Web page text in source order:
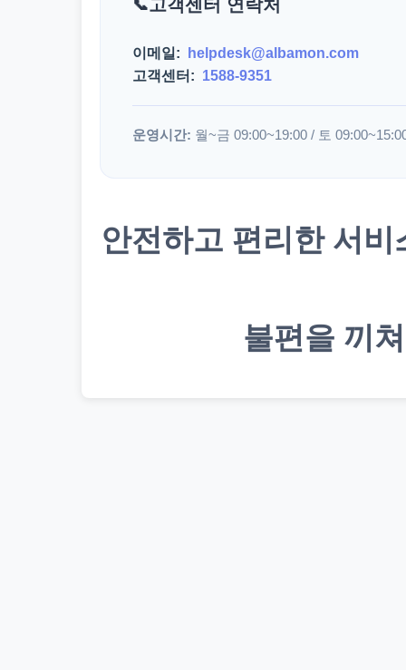
고객센터 연락처
이메일:
helpdesk@albamon.com
고객센터: 1588-9351
운영시간: 월~금 09:00~19:00 / 토
안전하고 편리한 서
불편을 끼